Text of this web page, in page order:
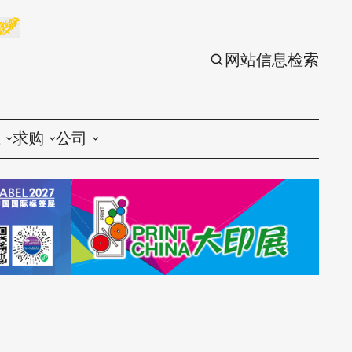
网站信息检索
备
料
求购
印刷
包装
丝印
公司
印刷
包装
丝印